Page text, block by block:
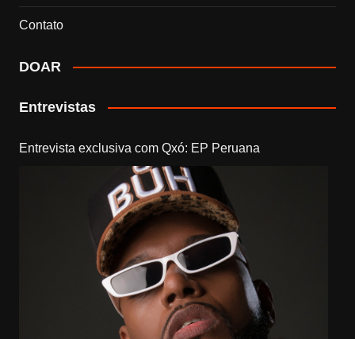
Contato
DOAR
Entrevistas
Entrevista exclusiva com Qxó: EP Peruana